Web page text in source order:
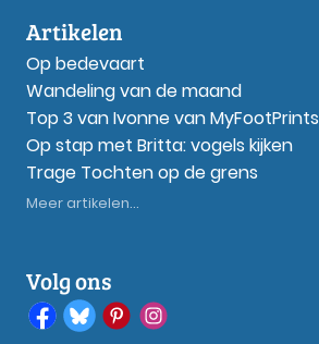
Artikelen
Op bedevaart
Wandeling van de maand
Top 3 van Ivonne van MyFootPrints
Op stap met Britta: vogels kijken
Trage Tochten op de grens
Meer artikelen...
Volg ons